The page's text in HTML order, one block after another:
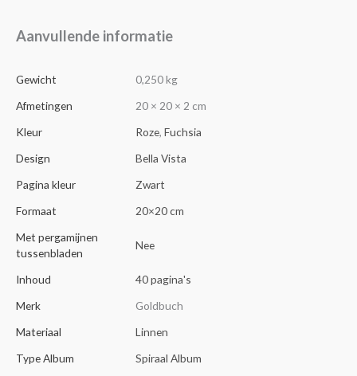
Aanvullende informatie
Gewicht
0,250 kg
Afmetingen
20 × 20 × 2 cm
Kleur
Roze, Fuchsia
Design
Bella Vista
Pagina kleur
Zwart
Formaat
20×20 cm
Met pergamijnen
tussenbladen
Nee
Inhoud
40 pagina's
Merk
Goldbuch
Materiaal
Linnen
Type Album
Spiraal Album